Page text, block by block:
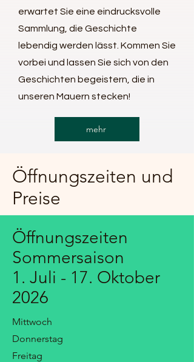
erwartet Sie eine eindrucksvolle
Sammlung, die Geschichte
lebendig werden lässt. Kommen Sie
vorbei und lassen Sie sich von den
Geschichten begeistern, die in
unseren Mauern stecken!
mehr
Öffnungszeiten und
Preise
Öffnungszeiten
Sommersaison
1. Juli - 17. Oktober
2026
Mittwoch
Donnerstag
Freitag